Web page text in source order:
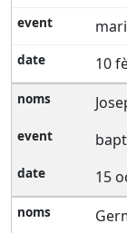
10
15